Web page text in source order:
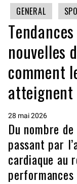
GENERAL
nouvelles
comment
28 mai 2026
Du nombre
passant par
cardiaque au